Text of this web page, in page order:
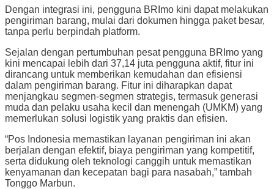
Dengan integrasi ini, pengguna BRImo kini dapat melakukan
pengiriman barang, mulai dari dokumen hingga paket besar,
tanpa perlu berpindah platform.
Sejalan dengan pertumbuhan pesat pengguna BRImo yang
kini mencapai lebih dari 37,14 juta pengguna aktif, fitur ini
dirancang untuk memberikan kemudahan dan efisiensi
dalam pengiriman barang. Fitur ini diharapkan dapat
menjangkau segmen-segmen strategis, termasuk generasi
muda dan pelaku usaha kecil dan menengah (UMKM) yang
memerlukan solusi logistik yang praktis dan efisien.
“Pos Indonesia memastikan layanan pengiriman ini akan
berjalan dengan efektif, biaya pengiriman yang kompetitif,
serta didukung oleh teknologi canggih untuk memastikan
kenyamanan dan kecepatan bagi para nasabah,” tambah
Tonggo Marbun.